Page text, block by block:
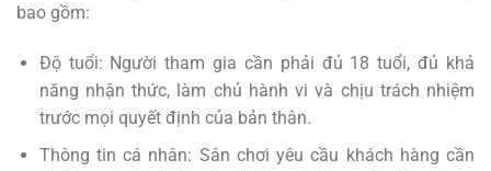
bao gồm:
Độ tuổi: Người tham gia cần phải đủ 18 tuổi, đủ khả
năng nhận thức, làm chủ hành vi và chịu trách nhiệm
trước mọi quyết định của bản thân.
Thông tin cá nhân: Sân chơi yêu cầu khách hàng cần